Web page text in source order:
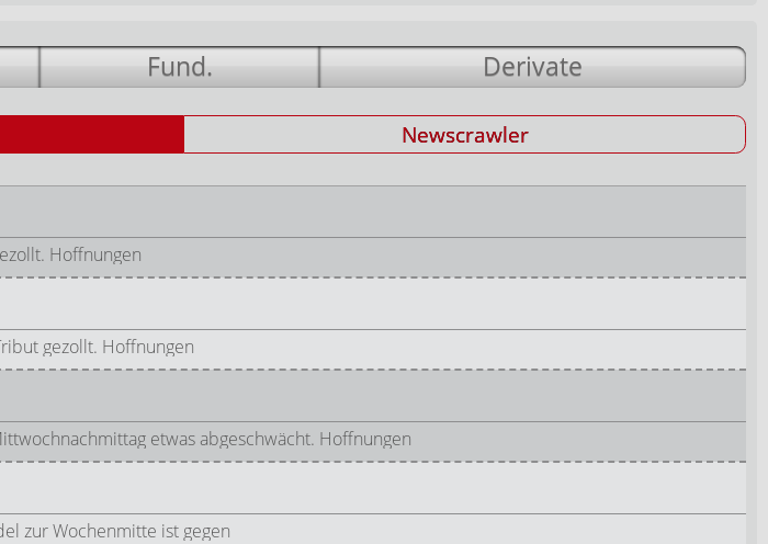
Fund. Derivate
Newscrawler
Hoffnungen
gezollt. Hoffnungen
etwas abgeschwächt. Hoffnungen
zur Wochenmitte ist gegen